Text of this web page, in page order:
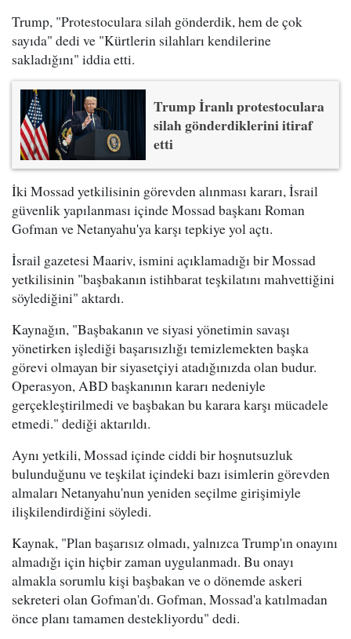
Trump, "Protestoculara silah gönderdik, hem de çok
sayıda" dedi ve "Kürtlerin silahları kendilerine
sakladığını" iddia etti.
Trump İranlı protestoculara
silah gönderdiklerini itiraf
etti
İki Mossad yetkilisinin görevden alınması kararı, İsrail
güvenlik yapılanması içinde Mossad başkanı Roman
Gofman ve Netanyahu'ya karşı tepkiye yol açtı.
İsrail gazetesi Maariv, ismini açıklamadığı bir Mossad
yetkilisinin "başbakanın istihbarat teşkilatını mahvettiğini
söylediğini" aktardı.
Kaynağın, "Başbakanın ve siyasi yönetimin savaşı
yönetirken işlediği başarısızlığı temizlemekten başka
görevi olmayan bir siyasetçiyi atadığınızda olan budur.
Operasyon, ABD başkanının kararı nedeniyle
gerçekleştirilmedi ve başbakan bu karara karşı mücadele
etmedi." dediği aktarıldı.
Aynı yetkili, Mossad içinde ciddi bir hoşnutsuzluk
bulunduğunu ve teşkilat içindeki bazı isimlerin görevden
almaları Netanyahu'nun yeniden seçilme girişimiyle
ilişkilendirdiğini söyledi.
Kaynak, "Plan başarısız olmadı, yalnızca Trump'ın onayını
almadığı için hiçbir zaman uygulanmadı. Bu onayı
almakla sorumlu kişi başbakan ve o dönemde askeri
sekreteri olan Gofman'dı. Gofman, Mossad'a katılmadan
önce planı tamamen destekliyordu" dedi.